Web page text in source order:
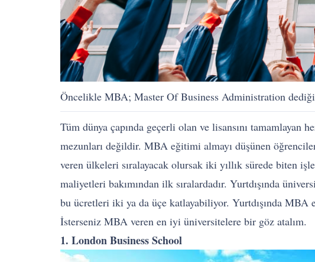
Öncelikle MBA; Master Of Business Administration
Tüm dünya çapında geçerli olan ve lisansını tamamlayan
mezunları değildir. MBA eğitimi almayı düşünen
veren ülkeleri sıralayacak olursak iki yıllık sürede biten
maliyetleri bakımından ilk sıralardadır. Yurtdışında
bu ücretleri iki ya da üçe katlayabiliyor. Yurtdışında MBA
İsterseniz MBA veren en iyi üniversitelere bir göz atalım.
1. London Business School